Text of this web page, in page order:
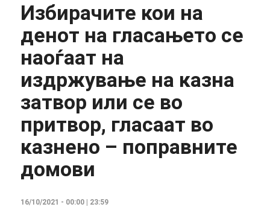
Избирачите кои на
денот на гласањето се
наоѓаат на
издржување на казна
затвор или се во
притвор, гласаат во
казнено – поправните
домови
16/10/2021 - 00:00| 23:59